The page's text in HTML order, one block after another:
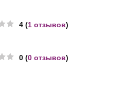
4 (1 отзывов)
0 (0 отзывов)